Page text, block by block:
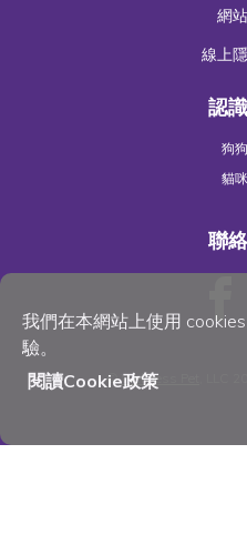
我們在本網站上使用
驗。
閱讀Cookie政策
網
線上
認
狗
貓
聯
©Wellness Pet , LLC